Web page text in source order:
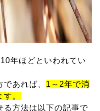
年ほどといわれてい
あれば、 1～2年で消
。
る方法は以下の記事で